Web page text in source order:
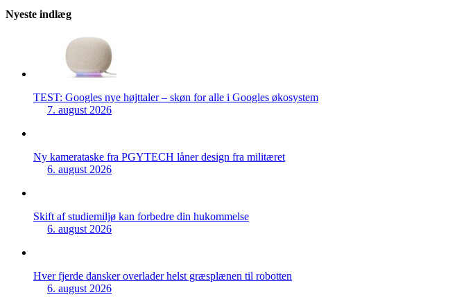
Nyeste indlæg
TEST: Googles nye højttaler – skøn for alle i Googles økosystem
7. august 2026
Ny kamerataske fra PGYTECH låner design fra militæret
6. august 2026
Skift af studiemiljø kan forbedre din hukommelse
6. august 2026
Hver fjerde dansker overlader helst græsplænen til robotten
6. august 2026